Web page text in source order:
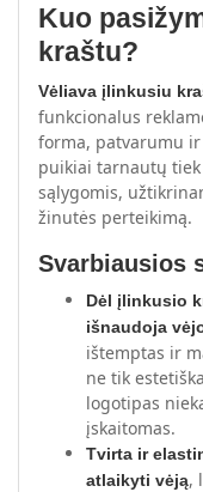
Kuo
kraštu?
Vėliava įlinkusiu
funkcionalus
forma, patvarumu
puikiai tarnautų
sąlygomis,
žinutės perteikimą.
Svarbiausios
Dėl įlinkusio
išnaudoja
ištemptas ir
ne tik
logotipas
įskaitomas.
Tvirta ir
atlaikyti vėją,